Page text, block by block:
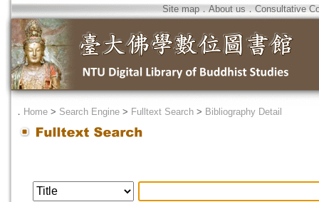
Site map．About us ． Consultative
． Home > Search Engine > Fulltext Search > Bibliography Detail